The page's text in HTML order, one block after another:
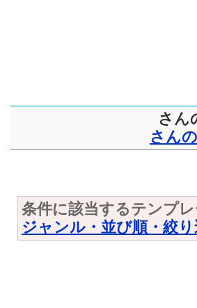
さん
さん
条件に該当するテンプ
ジャンル・並び順・絞